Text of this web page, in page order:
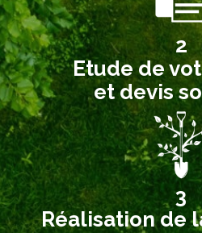
2
Etude de
et devis
3
Réalisation de